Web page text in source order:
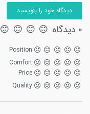
دیدگاه خود را بنویسید
0 دیدگاه
Position
Comfort
Price
Quality